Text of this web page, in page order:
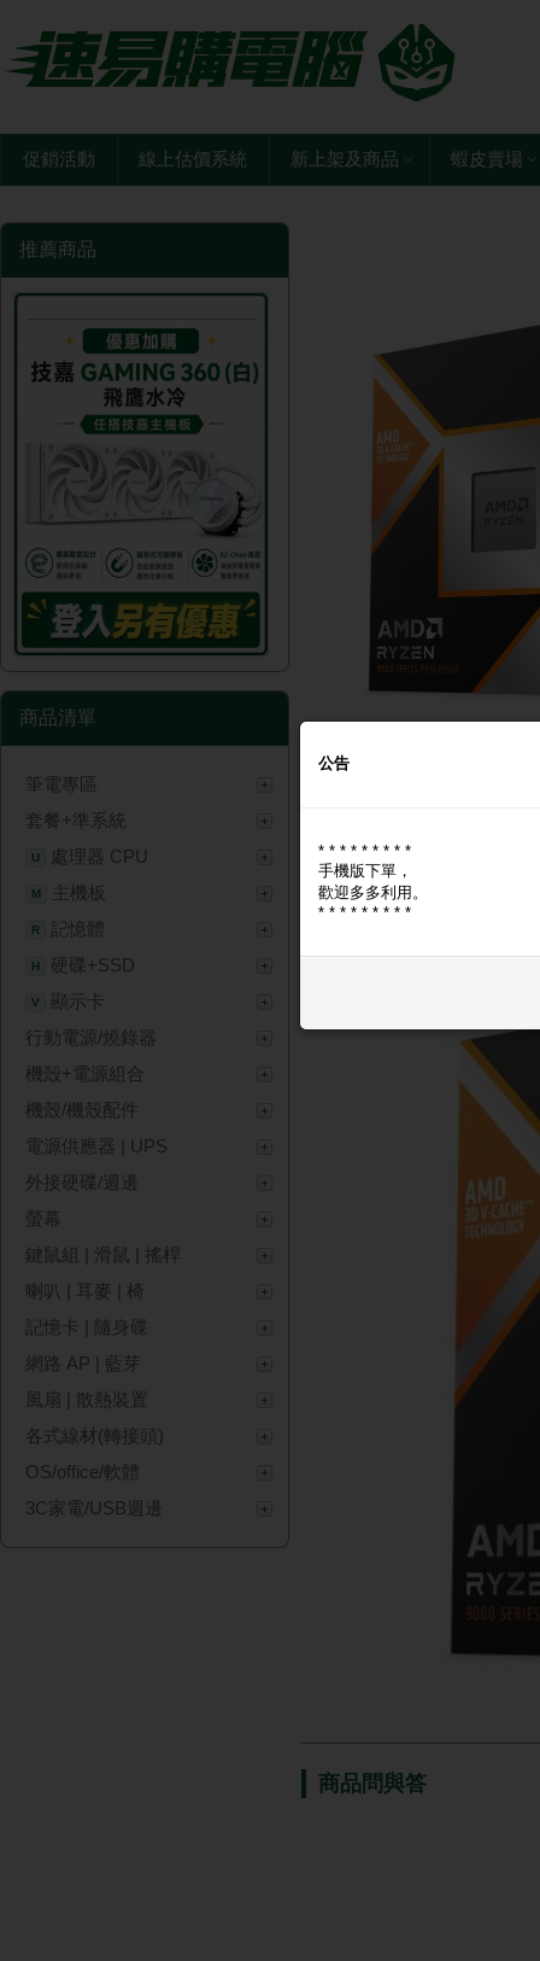
促銷活動 線上估價系統 新上架及商品 蝦皮賣場
推薦商品
商品清單
筆電專區
套餐+準系統
U 處理器 CPU
M 主機板
R 記憶體
H 硬碟+SSD
V
顯示卡
行動電源/燒錄器
機殼+電源組合
機殼/機殼配件
電源供應器 | UPS
外接硬碟/週邊
螢幕
鍵鼠組 | 滑鼠 | 搖桿
喇叭 | 耳麥 | 椅
記憶卡 | 隨身碟
網路 AP | 藍芽
風扇 | 散熱裝置
各式線材(轉接頭)
OS/office/軟體
3C家電/USB週邊
商品圖片
商品問與答
公告
* * * * * * * * *
手機版下單，
歡迎多多利用。
* * * * * * * * *